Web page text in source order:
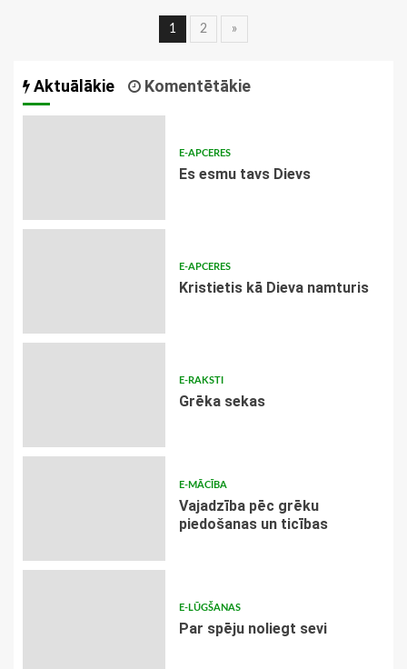
Ziņu
1 2 »
Aktuālākie Komentētākie
E-APCERES
Es esmu tavs Dievs
E-APCERES
Kristietis kā Dieva namturis
E-RAKSTI
Grēka sekas
E-MĀCĪBA
Vajadzība pēc grēku
piedošanas un ticības
E-LŪGŠANAS
Par spēju noliegt sevi